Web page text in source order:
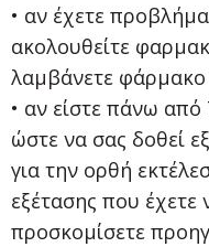
• αν έχετε
ακολουθείτε
λαμβάνετε
• αν είστε πάνω από
ώστε να σας δοθεί
για την ορθή
εξέτασης που
προσκομίσετε